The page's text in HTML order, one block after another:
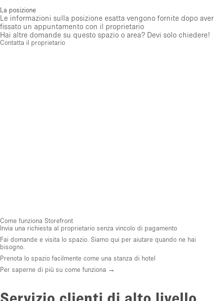
La posizione
Le informazioni sulla posizione esatta vengono fornite dopo aver
fissato un appuntamento con il proprietario
Hai altre domande su questo spazio o area? Devi solo chiedere!
Contatta il proprietario
Come funziona Storefront
Invia una richiesta al proprietario senza vincolo di pagamento
Fai domande e visita lo spazio. Siamo qui per aiutare quando ne hai
bisogno.
Prenota lo spazio facilmente come una stanza di hotel
Per saperne di più su come funziona →
Servizio clienti di alto livello